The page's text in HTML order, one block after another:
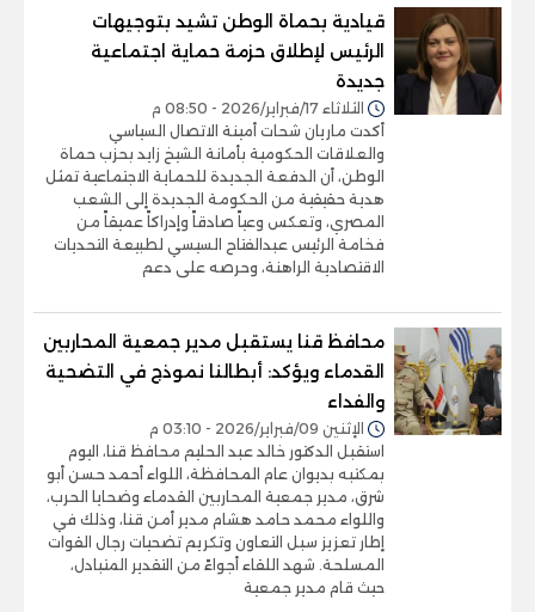
قيادية بحماة الوطن تشيد بتوجيهات
الرئيس لإطلاق حزمة حماية اجتماعية
جديدة
الثلاثاء 17/فبراير/2026 - 08:50 م
أكدت ماريان شحات أمينة الاتصال السياسي
والعلاقات الحكومية بأمانة الشيخ زايد بحزب حماة
الوطن، أن الدفعة الجديدة للحماية الاجتماعية تمثل
هدية حقيقية من الحكومة الجديدة إلى الشعب
المصري، وتعكس وعياً صادقاً وإدراكاً عميقاً من
فخامة الرئيس عبدالفتاح السيسي لطبيعة التحديات
الاقتصادية الراهنة، وحرصه على دعم
محافظ قنا يستقبل مدير جمعية المحاربين
القدماء ويؤكد: أبطالنا نموذج في التضحية
والفداء
الإثنين 09/فبراير/2026 - 03:10 م
استقبل الدكتور خالد عبد الحليم محافظ قنا، اليوم
بمكتبه بديوان عام المحافظة، اللواء أحمد حسن أبو
شرق، مدير جمعية المحاربين القدماء وضحايا الحرب،
واللواء محمد حامد هشام مدير أمن قنا، وذلك في
إطار تعزيز سبل التعاون وتكريم تضحيات رجال القوات
المسلحة. شهد اللقاء أجواءً من التقدير المتبادل،
حيث قام مدير جمعية